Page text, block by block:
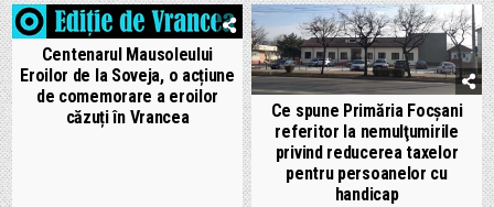
Centenarul Mausoleului
Eroilor de la Soveja, o acțiune
de comemorare a eroilor
căzuți în Vrancea
Ce spune Primăria Focșani
referitor la nemulţumirile
privind reducerea taxelor
pentru persoanelor cu
handicap